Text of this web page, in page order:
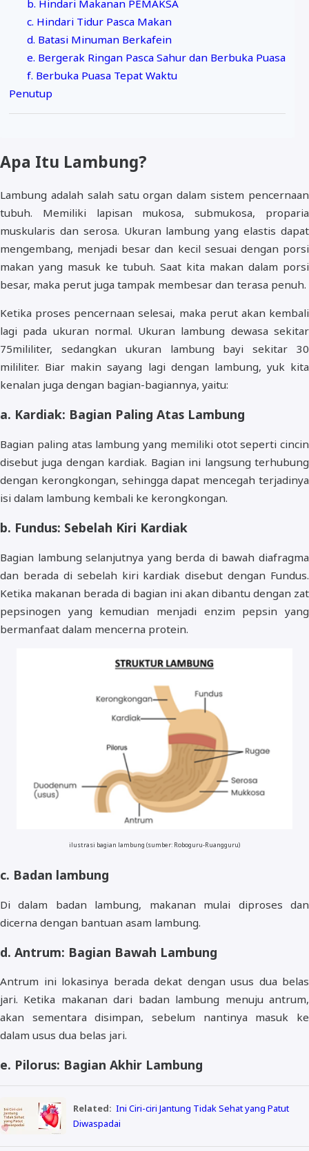
b. Hindari Makanan PEMAKSA
c. Hindari Tidur Pasca Makan
d. Batasi Minuman Berkafein
e. Bergerak Ringan Pasca Sahur dan Berbuka Puasa
f. Berbuka Puasa Tepat Waktu
Penutup
Apa Itu Lambung?
Lambung adalah salah satu organ dalam sistem pencernaan
tubuh. Memiliki lapisan mukosa, submukosa, proparia
muskularis dan serosa. Ukuran lambung yang elastis dapat
mengembang, menjadi besar dan kecil sesuai dengan porsi
makan yang masuk ke tubuh. Saat kita makan dalam porsi
besar, maka perut juga tampak membesar dan terasa penuh.
Ketika proses pencernaan selesai, maka perut akan kembali
lagi pada ukuran normal. Ukuran lambung dewasa sekitar
75mililiter, sedangkan ukuran lambung bayi sekitar 30
mililiter. Biar makin sayang lagi dengan lambung, yuk kita
kenalan juga dengan bagian-bagiannya, yaitu:
a. Kardiak: Bagian Paling Atas Lambung
Bagian paling atas lambung yang memiliki otot seperti cincin
disebut juga dengan kardiak. Bagian ini langsung terhubung
dengan kerongkongan, sehingga dapat mencegah terjadinya
isi dalam lambung kembali ke kerongkongan.
b. Fundus: Sebelah Kiri Kardiak
Bagian lambung selanjutnya yang berda di bawah diafragma
dan berada di sebelah kiri kardiak disebut dengan Fundus.
Ketika makanan berada di bagian ini akan dibantu dengan zat
pepsinogen yang kemudian menjadi enzim pepsin yang
bermanfaat dalam mencerna protein.
ilustrasi bagian lambung (sumber: Roboguru-Ruangguru)
c. Badan lambung
Di dalam badan lambung, makanan mulai diproses dan
dicerna dengan bantuan asam lambung.
d. Antrum: Bagian Bawah Lambung
Antrum ini lokasinya berada dekat dengan usus dua belas
jari. Ketika makanan dari badan lambung menuju antrum,
akan sementara disimpan, sebelum nantinya masuk ke
dalam usus dua belas jari.
e. Pilorus: Bagian Akhir Lambung
Related: Ini Ciri-ciri Jantung Tidak Sehat yang Patut
Diwaspadai